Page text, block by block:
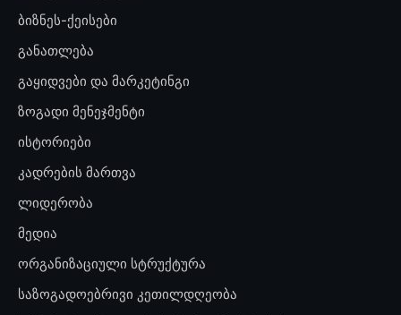
ბიზნეს-ქეისები
განათლება
გაყიდვები და მარკეტინგი
ზოგადი მენეჯმენტი
ისტორიები
კადრების მართვა
ლიდერობა
მედია
ორგანიზაციული სტრუქტურა
საზოგადოებრივი კეთილდღეობა